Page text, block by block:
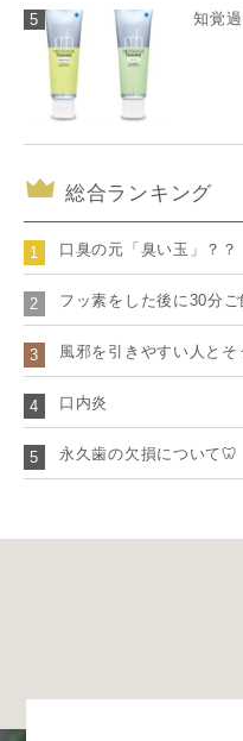
5 知覚
総合ランキング
1 口臭の元「臭い玉」？？
2 フッ素をした後に30分
3 風邪を引きやすい人とそ
4 口内炎
5 永久歯の欠損について🦷